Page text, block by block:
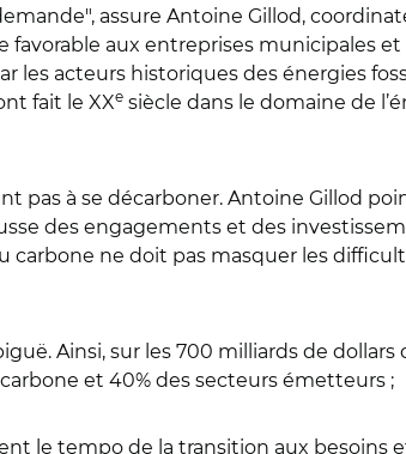
assure Antoine Gillod,
favorable aux entreprises municipales et
les acteurs historiques des énergies
fait le XXe siècle dans le domaine de
pas à se décarboner. Antoine Gillod
des engagements et des
carbone ne doit pas masquer les
Ainsi, sur les 700 milliards de dollars
et 40% des secteurs émetteurs ;
le tempo de la transition aux besoins